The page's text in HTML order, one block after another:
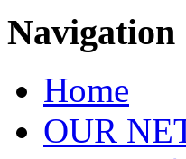
Navigation
Home
OUR